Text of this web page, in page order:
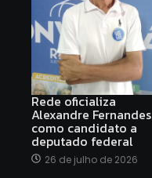
Rede oficializa
Alexandre Fernandes
como candidato a
deputado federal
26 de julho de 2026